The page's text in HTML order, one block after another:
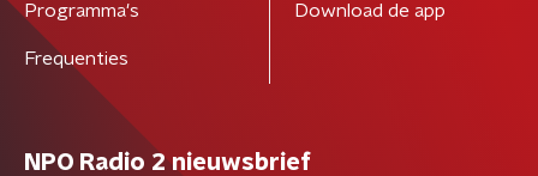
Programma's
Frequenties
Download de app
NPO Radio 2 nieuwsbrief